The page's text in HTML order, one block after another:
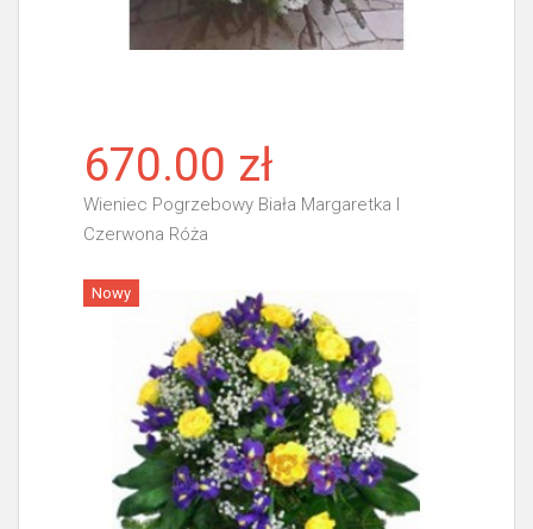
670.00 zł
Wieniec Pogrzebowy Biała Margaretka I
Czerwona Róża
Więcej
Nowy